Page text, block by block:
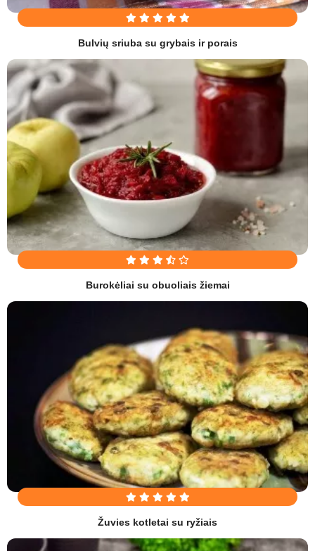
Bulvių sriuba su grybais ir porais
Burokėliai su obuoliais žiemai
Žuvies kotletai su ryžiais